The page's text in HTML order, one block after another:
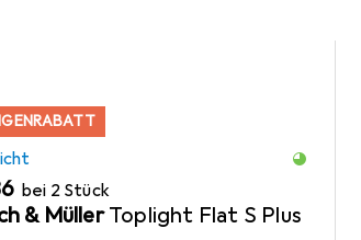
bei 2 Stück
& Müller Toplight Flat S Plus